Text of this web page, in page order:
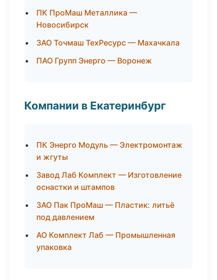
ПК ПроМаш Металлика —
Новосибирск
ЗАО Точмаш ТехРесурс — Махачкала
ПАО Групп Энерго — Воронеж
Компании в Екатеринбург
ПК Энерго Модуль — Электромонтаж
и жгуты
Завод Лаб Комплект — Изготовление
оснастки и штампов
ЗАО Пак ПроМаш — Пластик: литьё
под давлением
АО Комплект Лаб — Промышленная
упаковка